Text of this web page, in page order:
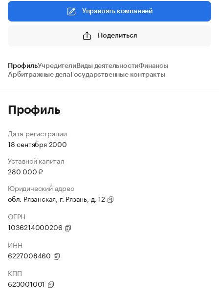
Управлять компанией
Поделиться
ПрофильУчредителиВиды деятельностиФинансы
Арбитражные дела Государственные контракты
Профиль
Дата регистрации
18 сентября 2000
Уставной капитал
280 000 ₽
Юридический адрес
обл. Рязанская, г. Рязань, д. 12
ОГРН
1036214000206
ИНН
6227008460
КПП
623001001